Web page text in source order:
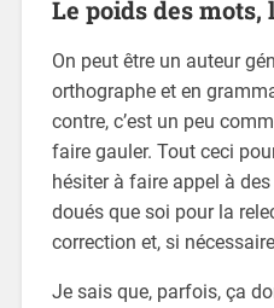
Le poids des mots,
On peut être un auteur
orthographe et en
contre, c’est un peu
faire gauler. Tout ceci
hésiter à faire appel à
doués que soi pour la
correction et, si
Je sais que, parfois, ça